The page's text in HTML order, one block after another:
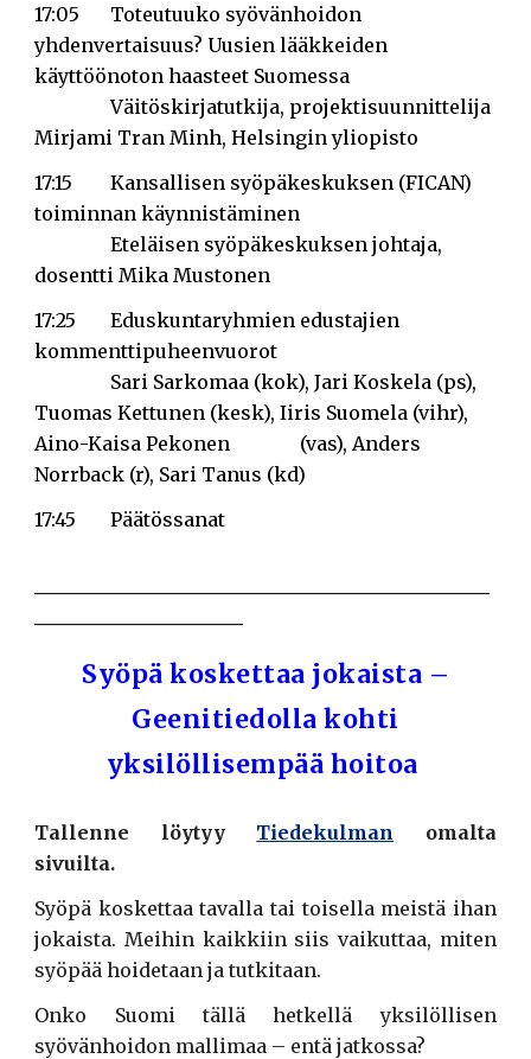
17:05
Toteutuuko syövänhoidon
yhdenvertaisuus? Uusien lääkkeiden
käyttöönoton haasteet Suomessa
Väitöskirjatutkija, projektisuunnittelija
Mirjami Tran Minh, Helsingin yliopisto
17:15
Kansallisen syöpäkeskuksen (FICAN)
toiminnan käynnistäminen
Eteläisen syöpäkeskuksen johtaja,
dosentti Mika Mustonen
17:25
Eduskuntaryhmien edustajien
kommenttipuheenvuorot
Sari Sarkomaa (kok), Jari Koskela (ps),
Tuomas Kettunen (kesk), Iiris Suomela (vihr),
Aino-Kaisa Pekonen
(vas), Anders
Norrback (r), Sari Tanus (kd)
17:45
Päätössanat
Syöpä koskettaa jokaista –
Geenitiedolla kohti
yksilöllisempää hoitoa
Tallenne löytyy Tiedekulman omalta
sivuilta.
Syöpä koskettaa tavalla tai toisella meistä ihan
jokaista. Meihin kaikkiin siis vaikuttaa, miten
syöpää hoidetaan ja tutkitaan.
Onko Suomi tällä hetkellä yksilöllisen
syövänhoidon mallimaa – entä jatkossa?